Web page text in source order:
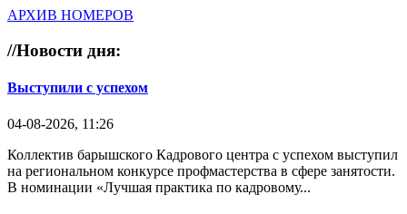
АРХИВ НОМЕРОВ
//Новости дня:
Выступили с успехом
04-08-2026, 11:26
Коллектив барышского Кадрового центра с успехом выступил
на региональном конкурсе профмастерства в сфере занятости.
В номинации «Лучшая практика по кадровому...